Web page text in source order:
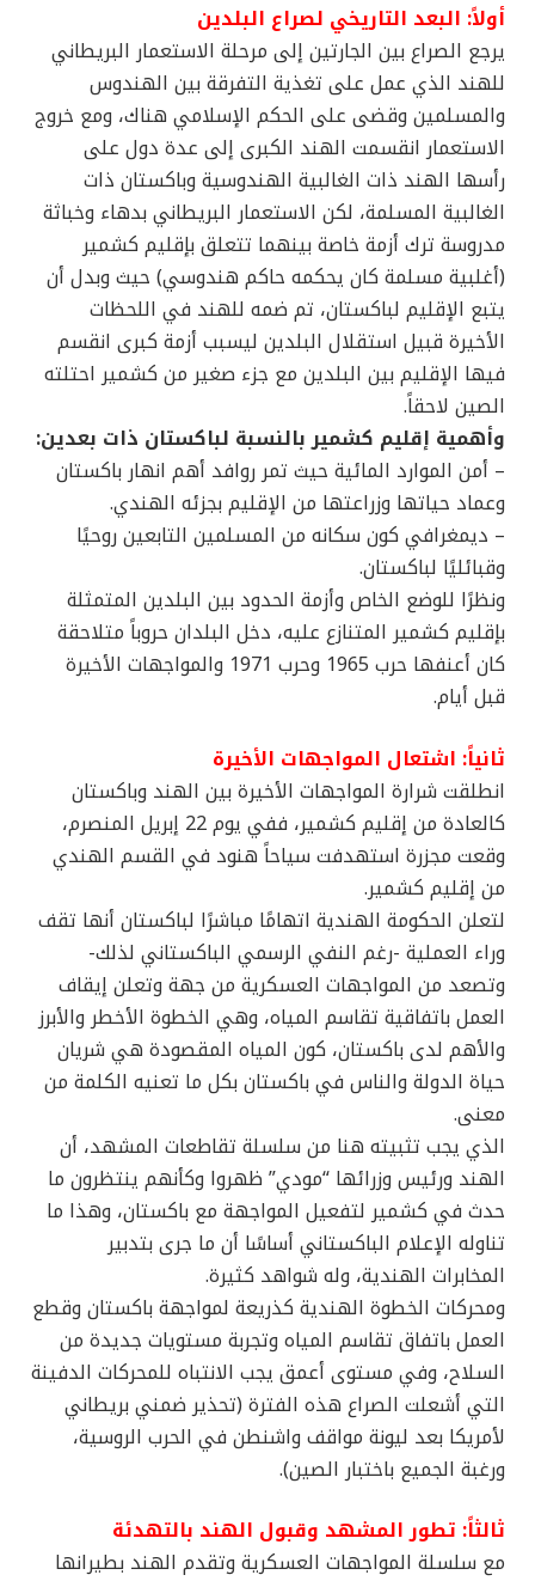
أولاً: البعد التاريخي لصراع البلدين
يرجع الصراع بين الجارتين إلى مرحلة الاستعمار البريطاني
للهند الذي عمل على تغذية التفرقة بين الهندوس
والمسلمين وقضى على الحكم الإسلامي هناك، ومع خروج
الاستعمار انقسمت الهند الكبرى إلى عدة دول على
رأسها الهند ذات الغالبية الهندوسية وباكستان ذات
الغالبية المسلمة، لكن الاستعمار البريطاني بدهاء وخباثة
مدروسة ترك أزمة خاصة بينهما تتعلق بإقليم كشمير
(أغلبية مسلمة كان يحكمه حاكم هندوسي) حيث وبدل أن
يتبع الإقليم لباكستان، تم ضمه للهند في اللحظات
الأخيرة قبيل استقلال البلدين ليسبب أزمة كبرى انقسم
فيها الإقليم بين البلدين مع جزء صغير من كشمير احتلته
الصين لاحقاً.
وأهمية إقليم كشمير بالنسبة لباكستان ذات بعدين:
– أمن الموارد المائية حيث تمر روافد أهم انهار باكستان
وعماد حياتها وزراعتها من الإقليم بجزئه الهندي.
– ديمغرافي كون سكانه من المسلمين التابعين روحيًا
وقبائليًا لباكستان.
ونظرًا للوضع الخاص وأزمة الحدود بين البلدين المتمثلة
بإقليم كشمير المتنازع عليه، دخل البلدان حروباً متلاحقة
كان أعنفها حرب 1965 وحرب 1971 والمواجهات الأخيرة
قبل أيام.
ثانياً: اشتعال المواجهات الأخيرة
انطلقت شرارة المواجهات الأخيرة بين الهند وباكستان
كالعادة من إقليم كشمير، ففي يوم 22 إبريل المنصرم،
وقعت مجزرة استهدفت سياحاً هنود في القسم الهندي
من إقليم كشمير.
لتعلن الحكومة الهندية اتهامًا مباشرًا لباكستان أنها تقف
وراء العملية -رغم النفي الرسمي الباكستاني لذلك-
وتصعد من المواجهات العسكرية من جهة وتعلن إيقاف
العمل باتفاقية تقاسم المياه، وهي الخطوة الأخطر والأبرز
والأهم لدى باكستان، كون المياه المقصودة هي شريان
حياة الدولة والناس في باكستان بكل ما تعنيه الكلمة من
معنى.
الذي يجب تثبيته هنا من سلسلة تقاطعات المشهد، أن
الهند ورئيس وزرائها “مودي” ظهروا وكأنهم ينتظرون ما
حدث في كشمير لتفعيل المواجهة مع باكستان، وهذا ما
تناوله الإعلام الباكستاني أساسًا أن ما جرى بتدبير
المخابرات الهندية، وله شواهد كثيرة.
ومحركات الخطوة الهندية كذريعة لمواجهة باكستان وقطع
العمل باتفاق تقاسم المياه وتجربة مستويات جديدة من
السلاح، وفي مستوى أعمق يجب الانتباه للمحركات الدفينة
التي أشعلت الصراع هذه الفترة (تحذير ضمني بريطاني
لأمريكا بعد ليونة مواقف واشنطن في الحرب الروسية،
ورغبة الجميع باختبار الصين).
ثالثاً: تطور المشهد وقبول الهند بالتهدئة
مع سلسلة المواجهات العسكرية وتقدم الهند بطيرانها